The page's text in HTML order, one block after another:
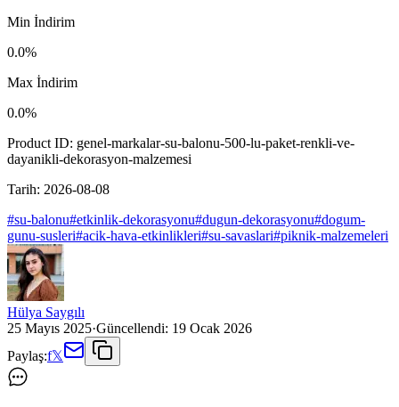
Min İndirim
0.0%
Max İndirim
0.0%
Product ID: genel-markalar-su-balonu-500-lu-paket-renkli-ve-
dayanikli-dekorasyon-malzemesi
Tarih: 2026-08-08
#su-balonu#etkinlik-dekorasyonu#dugun-dekorasyonu#dogum-
gunu-susleri#acik-hava-etkinlikleri#su-savaslari#piknik-malzemeleri
Hülya Saygılı
25 Mayıs 2025·Güncellendi: 19 Ocak 2026
Paylaş:f𝕏